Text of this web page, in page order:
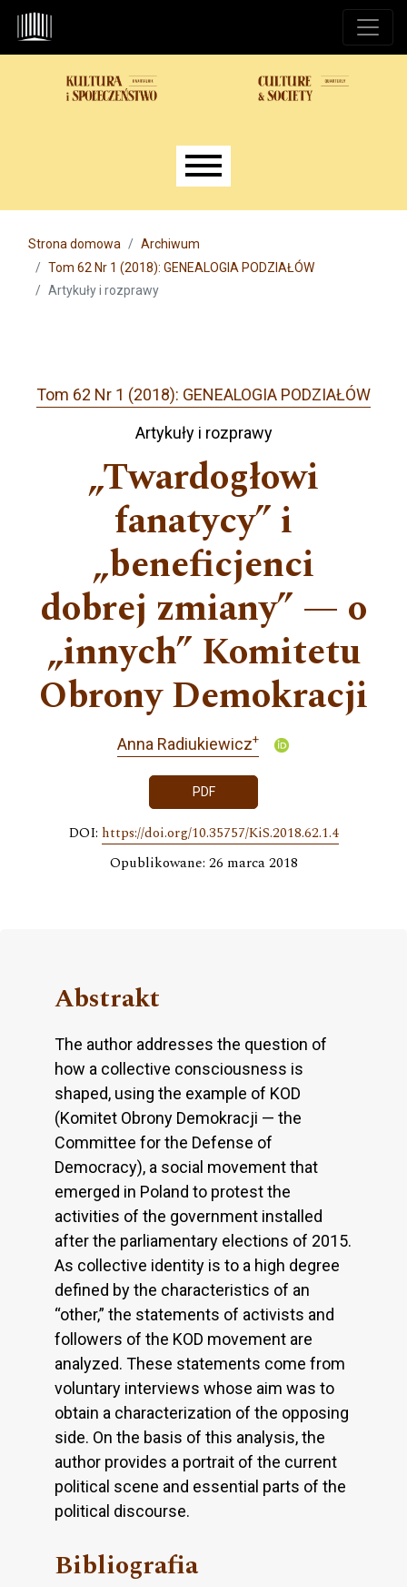
Przejdź do głównego menu
Przejdź do sekcji głównej
Przejdź do stopki
Main menu
Strona domowa
Archiwum
Tom 62 Nr 1 (2018): GENEALOGIA PODZIAŁÓW
Artykuły i rozprawy
Tom 62 Nr 1 (2018): GENEALOGIA PODZIAŁÓW
Artykuły i rozprawy
„Twardogłowi
fanatycy” i
„beneficjenci
dobrej zmiany” — o
„innych” Komitetu
Obrony Demokracji
Anna Radiukiewicz+
PDF
DOI: https://doi.org/10.35757/KiS.2018.62.1.4
Opublikowane: 26 marca 2018
Abstrakt
The author addresses the question of
how a collective consciousness is
shaped, using the example of KOD
(Komitet Obrony Demokracji — the
Committee for the Defense of
Democracy), a social movement that
emerged in Poland to protest the
activities of the government installed
after the parliamentary elections of 2015.
As collective identity is to a high degree
defined by the characteristics of an
“other,” the statements of activists and
followers of the KOD movement are
analyzed. These statements come from
voluntary interviews whose aim was to
obtain a characterization of the opposing
side. On the basis of this analysis, the
author provides a portrait of the current
political scene and essential parts of the
political discourse.
Bibliografia